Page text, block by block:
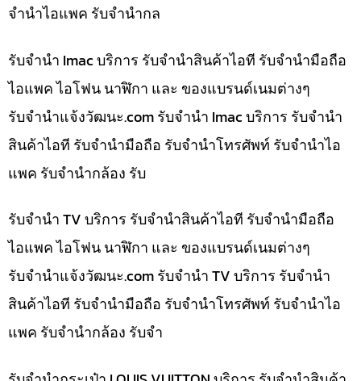
จำนำไอแพค รับจำนำกล
รับจำนำ Imac บริการ รับจำนำสินค้าไอที รับจำนำมือถือ
ไอแพค ไอโฟน นาฬิกา และ ของแบรนด์เนมต่างๆ
รับจํานําแจ้งวัฒนะ.com รับจำนำ Imac บริการ รับจำนำ
สินค้าไอที รับจำนำมือถือ รับจำนำโทรศัพท์ รับจำนำไอ
แพค รับจำนำกล้อง รับ
รับจำนำ TV บริการ รับจำนำสินค้าไอที รับจำนำมือถือ
ไอแพค ไอโฟน นาฬิกา และ ของแบรนด์เนมต่างๆ
รับจํานําแจ้งวัฒนะ.com รับจำนำ TV บริการ รับจำนำ
สินค้าไอที รับจำนำมือถือ รับจำนำโทรศัพท์ รับจำนำไอ
แพค รับจำนำกล้อง รับจำ